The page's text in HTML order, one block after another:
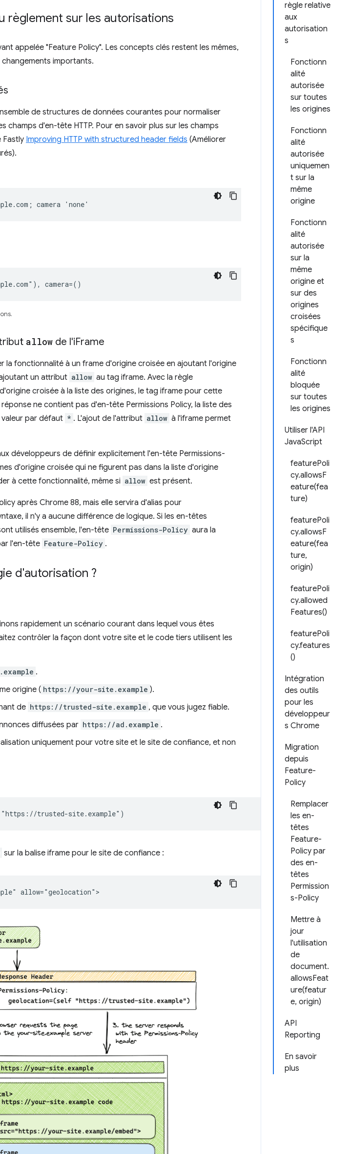
règle relative
aux
autorisation
s
Fonctionn
alité
autorisée
sur toutes
les origines
Fonctionn
alité
autorisée
uniquemen
t sur la
même
origine
Fonctionn
alité
autorisée
sur la
même
origine et
sur des
origines
croisées
spécifique
s
Fonctionn
alité
bloquée
sur toutes
les origines
Utiliser l'API
JavaScript
featurePoli
cy.allowsF
eature(fea
ture)
featurePoli
cy.allowsF
eature(fea
ture,
origin)
featurePoli
cy.allowed
Features()
featurePoli
cy.features
()
Intégration
des outils
pour les
développeur
s Chrome
Migration
depuis
Feature-
Policy
Remplacer
les en-
têtes
Feature-
Policy par
des en-
têtes
Permission
s-Policy
Mettre à
jour
l'utilisation
de
document.
allowsFeat
ure(featur
e, origin)
API
Reporting
En savoir
plus
règlement sur les autorisations
appelée "Feature Policy". Les concepts clés restent les mêmes,
importants.
de structures de données courantes pour normaliser
champs d'en-tête HTTP. Pour en savoir plus sur les champs
Fastly Improving HTTP with structured header fields (Améliorer
camera 'none'
camera=()
allow de l'iFrame
la fonctionnalité à un frame d'origine croisée en ajoutant l'origine
un attribut allow au tag iframe. Avec la règle
croisée à la liste des origines, le tag iframe pour cette
réponse ne contient pas d'en-tête Permissions Policy, la liste des
par défaut * . L'ajout de l'attribut allow à l'iframe permet
développeurs de définir explicitement l'en-tête Permissions-
d'origine croisée qui ne figurent pas dans la liste d'origine
à cette fonctionnalité, même si allow est présent.
après Chrome 88, mais elle servira d'alias pour
il n'y a aucune différence de logique. Si les en-têtes
utilisés ensemble, l'en-tête Permissions-Policy aura la
l'en-tête Feature-Policy .
d'autorisation ?
rapidement un scénario courant dans lequel vous êtes
contrôler la façon dont votre site et le code tiers utilisent les
.
origine ( https://your-site.example ).
de https://trusted-site.example , que vous jugez fiable.
diffusées par https://ad.example .
uniquement pour votre site et le site de confiance, et non
sur la balise iframe pour le site de confiance :